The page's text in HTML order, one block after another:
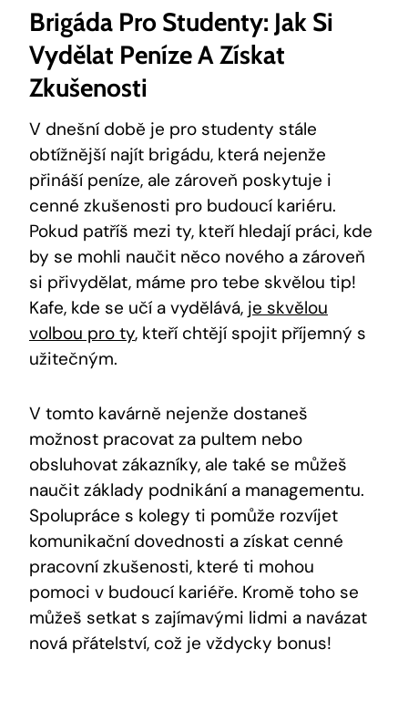
Brigáda Pro Studenty: Jak Si
Vydělat Peníze A Získat
Zkušenosti
V dnešní době je pro studenty stále
obtížnější najít brigádu, která nejenže
přináší peníze, ale zároveň poskytuje i
cenné zkušenosti pro budoucí kariéru.
Pokud patříš mezi ty, kteří hledají práci, kde
by se mohli naučit něco nového a zároveň
si přivydělat, máme pro tebe skvělou tip!
Kafe, kde se učí a vydělává, je skvělou
volbou pro ty, kteří chtějí spojit příjemný s
užitečným.
V tomto kavárně nejenže dostaneš
možnost pracovat za pultem nebo
obsluhovat zákazníky, ale také se můžeš
naučit základy podnikání a managementu.
Spolupráce s kolegy ti pomůže rozvíjet
komunikační dovednosti a získat cenné
pracovní zkušenosti, které ti mohou
pomoci v budoucí kariéře. Kromě toho se
můžeš setkat s zajímavými lidmi a navázat
nová přátelství, což je vždycky bonus!